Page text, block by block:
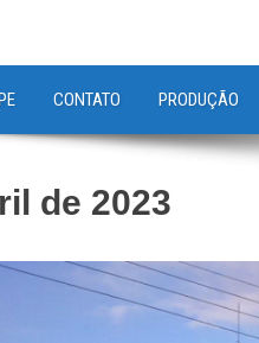
CONTATO PRODUÇÃO
de 2023